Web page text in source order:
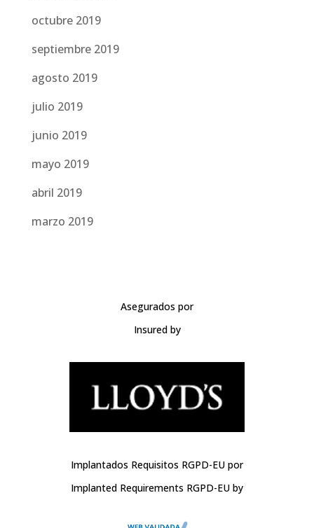
octubre 2019
septiembre 2019
agosto 2019
julio 2019
junio 2019
mayo 2019
abril 2019
marzo 2019
Asegurados por
Insured by
Implantados Requisitos RGPD-EU por
Implanted Requirements RGPD-EU by